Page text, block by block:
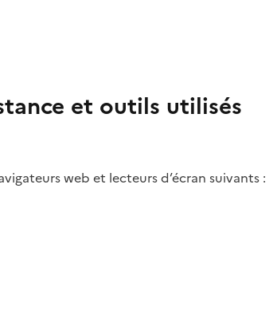
et outils utilisés
web et lecteurs d’écran suivants :